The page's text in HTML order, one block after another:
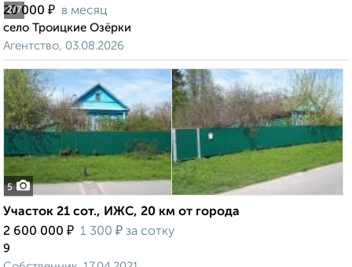
2/7
20 000 ₽ в месяц
село Троицкие Озёрки
Агентство, 03.08.2026
5
Участок 21 сот., ИЖС, 20 км от города
2 600 000 ₽ 1 300 ₽ за сотку
9